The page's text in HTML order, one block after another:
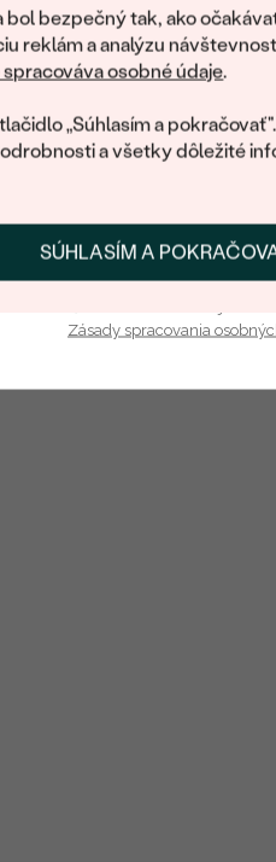
bezpečný tak, ako
reklám a analýzu
osobné údaje.
„Súhlasím a
a všetky dôležité
SÚHLASÍM A
poctivo vyrábaných
Ako darček na
obratom pošleme
Prihlásiť sa a získať
Zásady spracovania